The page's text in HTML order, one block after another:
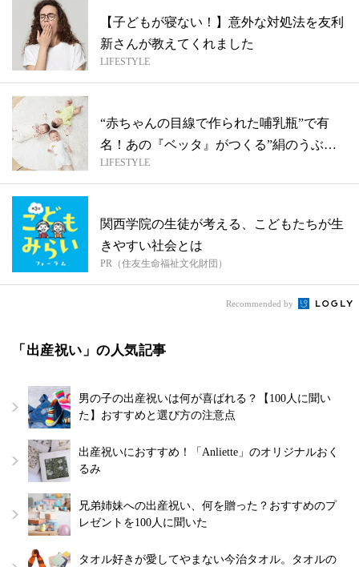
【子どもが寝ない！】意外な対処法を友利
新さんが教えてくれました
LIFESTYLE
“赤ちゃんの目線で作られた哺乳瓶”で有
名！あの『ベッタ』がつくる”絹のうぶ
ぎ”が...
LIFESTYLE
関西学院の生徒が考える、こどもたちが生
きやすい社会とは
PR（住友生命福祉文化財団）
Recommended by
「出産祝い」の人気記事
男の子の出産祝いは何が喜ばれる？【100人に聞い
た】おすすめと選び方の注意点
出産祝いにおすすめ！「Anliette」のオリジナルおく
るみ
兄弟姉妹への出産祝い、何を贈った？おすすめのプ
レゼントを100人に聞いた
タオル好きが愛してやまない今治タオル。タオルの